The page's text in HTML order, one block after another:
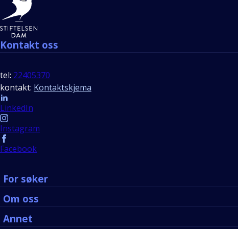
Kontakt oss
tel: 22405370
kontakt: Kontaktskjema
Follow us
LinkedIn
Instagram
Facebook
For søker
Om oss
Annet